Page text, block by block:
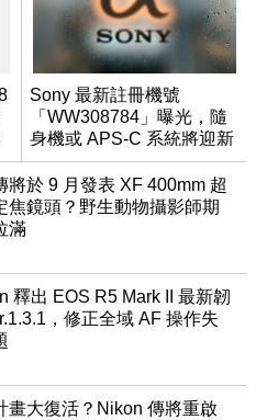
Sony 最新註冊機號
「WW308784」曝光，隨
身機或 APS-C 系統將迎新
成員？
將於 9 月發表 XF 400mm 超
焦鏡頭？野生動物攝影師期
滿
釋出 EOS R5 Mark II 最新韌
，修正全域 AF 操作失
畫大復活？Nikon 傳將重啟